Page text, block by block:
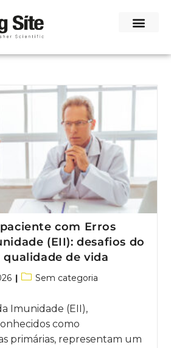
com Erros
(EII): desafios do
de vida
Sem categoria
Imunidade (EII),
como
primárias, representam um